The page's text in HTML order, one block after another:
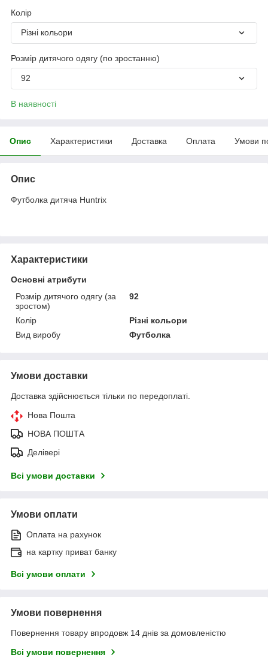
Колір
Різні кольори
Розмір дитячого одягу (по зростанню)
92
В наявності
Опис Характеристики Доставка Оплата Умови
Опис
Футболка дитяча Huntrix
Характеристики
Основні атрибути
Розмір дитячого одягу (за
зростом)
92
Колір
Різні кольори
Вид виробу
Футболка
Умови доставки
Доставка здійснюється тільки по передоплаті.
Нова Пошта
НОВА ПОШТА
Делівері
Всі умови доставки
Умови оплати
Оплата на рахунок
на картку приват банку
Всі умови оплати
Умови повернення
Повернення товару впродовж 14 днів за домовленістю
Всі умови повернення